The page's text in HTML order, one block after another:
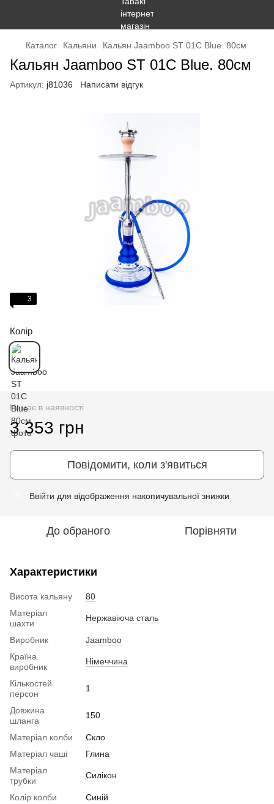
Каталог Кальяни Кальян Jaamboo ST 01C Blue. 80см
Кальян Jaamboo ST 01C Blue. 80см
Артикул: j81036 Написати відгук
3
Колір
Немає в наявності
3 353 грн
Повідомити, коли з'явиться
Ввійти для відображення накопичувальної знижки
До обраного Порівняти
Характеристики
Висота кальяну
80
Матеріал
шахти
Нержавіюча сталь
Виробник
Jaamboo
Країна
виробник
Німеччина
Кількостей
персон
1
Довжина
шланга
150
Матеріал колби
Скло
Матеріал чаші
Глина
Матеріал
трубки
Силікон
Колір колби Синій